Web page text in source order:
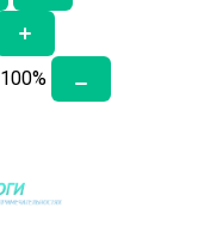
100%